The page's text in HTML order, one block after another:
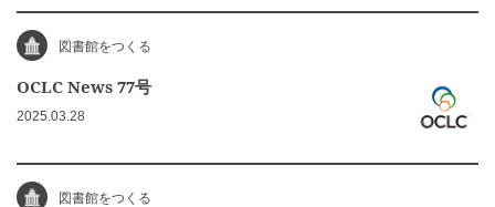
図書館をつくる
OCLC News 77号
2025.03.28
図書館をつくる